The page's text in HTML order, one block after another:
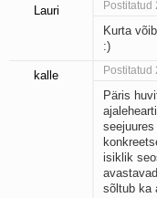
Lauri Postitatud
Kurta
:)
kalle Postitatud
Päris
isiklik
sõltub ka